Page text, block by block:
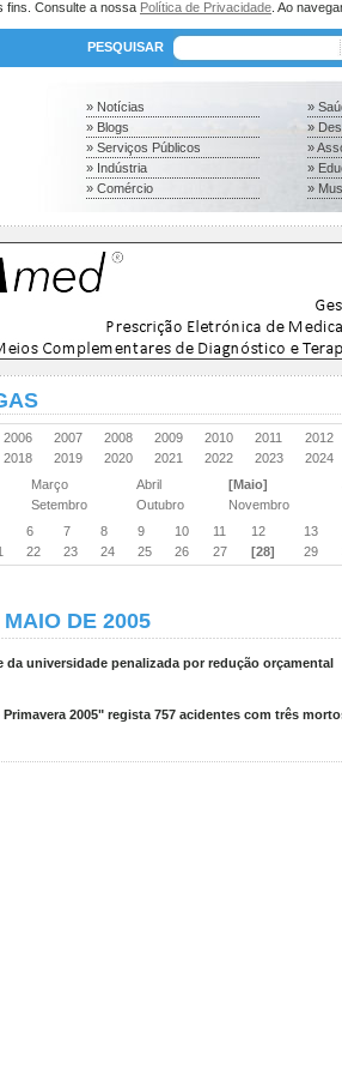
fins. Consulte a nossa Política de Privacidade . Ao
PESQUISAR
» Notícias
» Blogs
» Serviços Públicos
» Indústria
» Comércio
»
»
»
»
»
2006 2007 2008 2009 2010 2011 2012
2018 2019 2020 2021 2022 2023
2024
Março Abril [Maio]
Setembro Outubro Novembro
6 7 8 9 10 11 12 13
22 23 24 25 26 27 [28] 29
DE 2005
da universidade penalizada por redução orçamental
Primavera 2005" regista 757 acidentes com três